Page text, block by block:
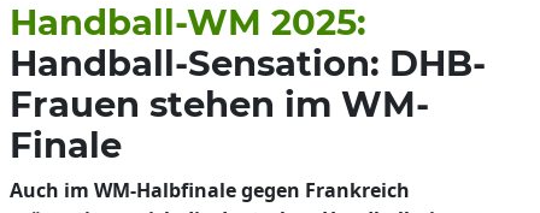
Handball-WM 2025:
Handball-Sensation: DHB-
Frauen stehen im WM-
Finale
Auch im WM-Halbfinale gegen Frankreich